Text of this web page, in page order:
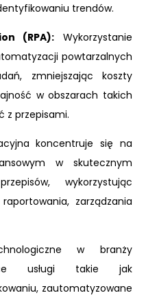
trendów.
(RPA): Wykorzystanie
powtarzalnych
zmniejszając koszty
w obszarach takich
z przepisami.
koncentruje się na
w skutecznym
wykorzystując
zarządzania
w branży
usługi takie jak
zautomatyzowane